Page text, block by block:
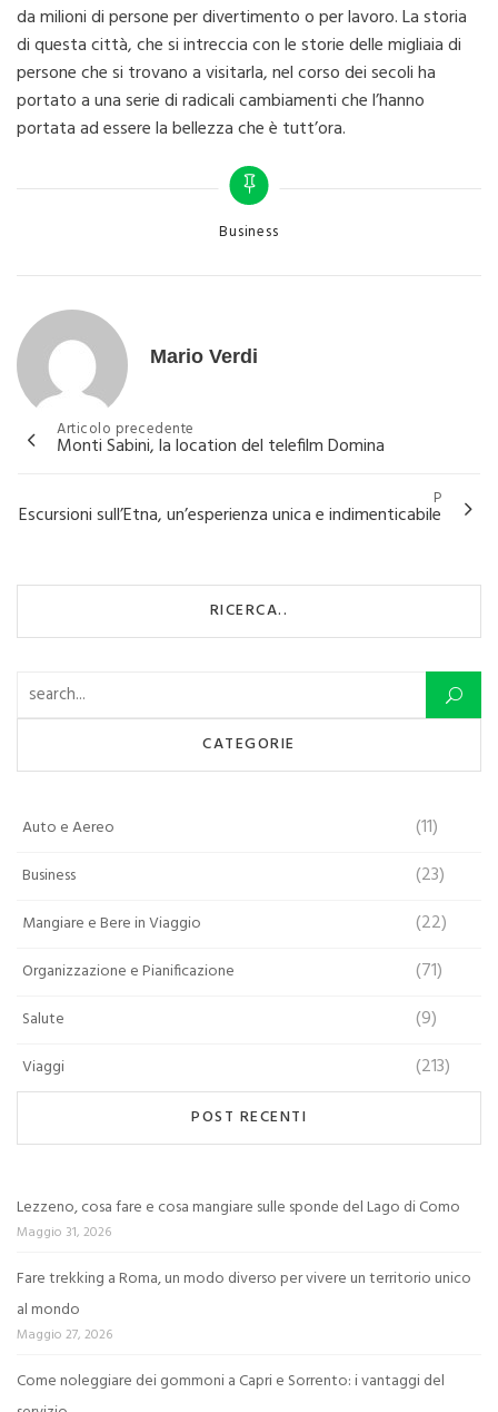
da milioni di persone per divertimento o per lavoro. La storia
di questa città, che si intreccia con le storie delle migliaia di
persone che si trovano a visitarla, nel corso dei secoli ha
portato a una serie di radicali cambiamenti che l’hanno
portata ad essere la bellezza che è tutt’ora.
Categories
Business
Mario Verdi
Navigazione
Articolo precedente
Monti Sabini, la location del telefilm Domina
P
Escursioni sull’Etna, un’esperienza unica e indimenticabile
RICERCA..
Ricerca per:
CATEGORIE
Auto e Aereo (11)
Business (23)
Mangiare e Bere in Viaggio (22)
Organizzazione e Pianificazione (71)
Salute (9)
Viaggi (213)
POST RECENTI
Lezzeno, cosa fare e cosa mangiare sulle sponde del Lago di Como
Maggio 31, 2026
Fare trekking a Roma, un modo diverso per vivere un territorio unico
al mondo
Maggio 27, 2026
Come noleggiare dei gommoni a Capri e Sorrento: i vantaggi del